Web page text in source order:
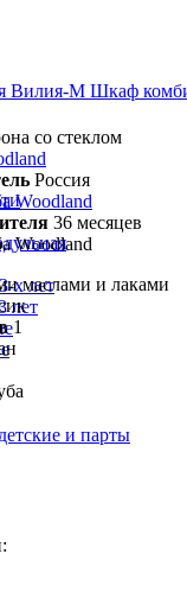
Вилия-М Шкаф
х лет
лет
и парты
со стеклом
Россия
Woodland
36 месяцев
Woodland
маслами и лаками
1